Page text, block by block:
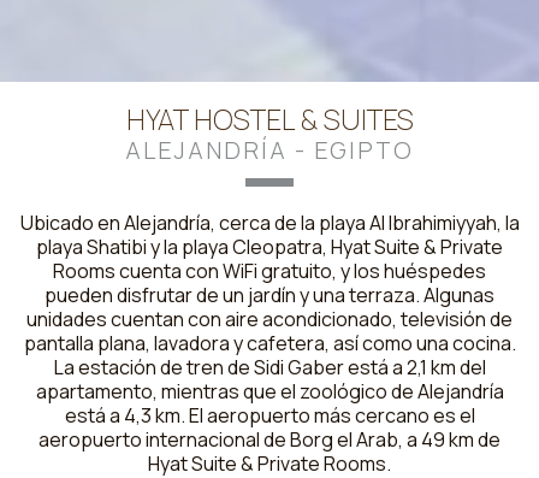
HYAT HOSTEL & SUITES
ALEJANDRÍA - EGIPTO
Ubicado en Alejandría, cerca de la playa Al Ibrahimiyyah, la
playa Shatibi y la playa Cleopatra, Hyat Suite & Private
Rooms cuenta con WiFi gratuito, y los huéspedes
pueden disfrutar de un jardín y una terraza. Algunas
unidades cuentan con aire acondicionado, televisión de
pantalla plana, lavadora y cafetera, así como una cocina.
La estación de tren de Sidi Gaber está a 2,1 km del
apartamento, mientras que el zoológico de Alejandría
está a 4,3 km. El aeropuerto más cercano es el
aeropuerto internacional de Borg el Arab, a 49 km de
Hyat Suite & Private Rooms.